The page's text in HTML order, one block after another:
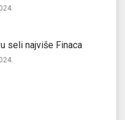
seli najviše Finaca